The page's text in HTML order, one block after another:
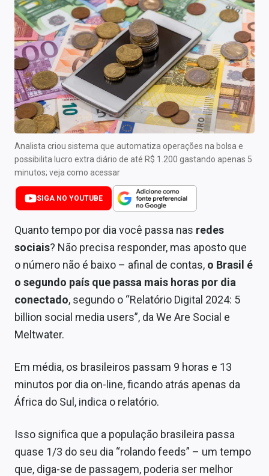
Cotações
Comprar ou vender?
Carteiras Recomendadas
Central de Dividendos
Central de Fundos Imobiliários
Central dos IPOs
Renda Fixa
Finanças Pessoais
Mercados
Economia
Empresas
Brasil
Política
Especiais
Marketing
Tecnologia
Analista criou sistema que automatiza operações na bolsa e
possibilita lucro extra diário de até R$ 1.200 gastando apenas 5
minutos; veja como acessar
SIGA NO YOUTUBE
Quanto tempo por dia você passa nas redes
sociais? Não precisa responder, mas aposto que
o número não é baixo – afinal de contas, o Brasil é
o segundo país que passa mais horas por dia
conectado, segundo o “Relatório Digital 2024: 5
billion social media users”, da We Are Social e
Meltwater.
Em média, os brasileiros passam 9 horas e 13
minutos por dia on-line, ficando atrás apenas da
África do Sul, indica o relatório.
Isso significa que a população brasileira passa
quase 1/3 do seu dia “rolando feeds” – um tempo
que, diga-se de passagem, poderia ser melhor